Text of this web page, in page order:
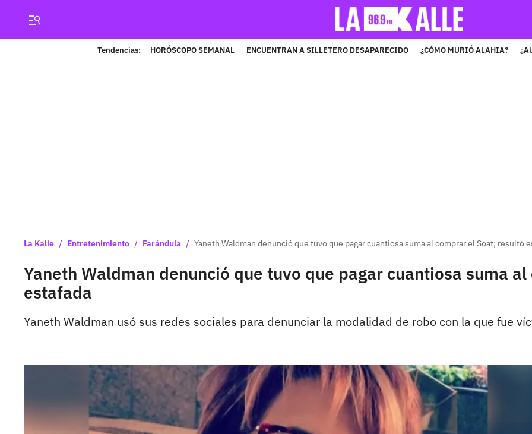
Tendencias: HORÓSCOPO SEMANAL ENCUENTRAN A SILLETERO DESAPARECIDO ¿CÓMO MURIÓ ALAHIA?
La Kalle / Entretenimiento / Farándula / Yaneth Waldman denunció que tuvo que pagar cuantiosa suma al comprar el Soat; resultó
Yaneth Waldman denunció que tuvo que pagar cuantiosa suma
estafada
Yaneth Waldman usó sus redes sociales para denunciar la modalidad de robo con la que fue